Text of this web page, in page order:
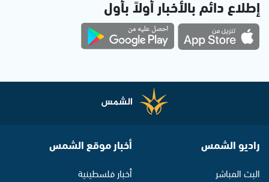
إطلاع دائم بالأخبار أولاً بأول
راديو الشمس
البث المباشر
أخبار موقع الشمس
أخبار فلسطينية